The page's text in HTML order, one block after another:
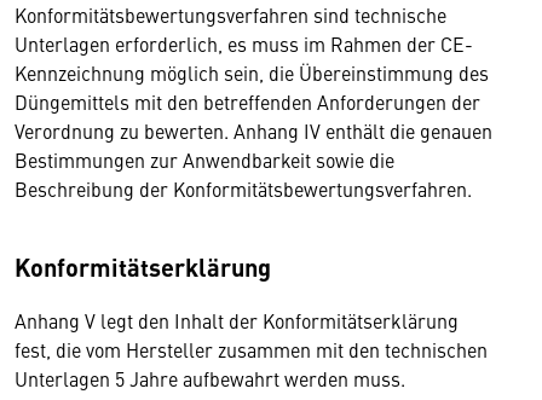
Konformitätsbewertungsverfahren sind technische
Unterlagen erforderlich, es muss im Rahmen der CE-
Kennzeichnung möglich sein, die Übereinstimmung des
Düngemittels mit den betreffenden Anforderungen der
Verordnung zu bewerten. Anhang IV enthält die genauen
Bestimmungen zur Anwendbarkeit sowie die
Beschreibung der Konformitätsbewertungsverfahren.
Konformitätserklärung
Anhang V legt den Inhalt der Konformitätserklärung
fest, die vom Hersteller zusammen mit den technischen
Unterlagen 5 Jahre aufbewahrt werden muss.